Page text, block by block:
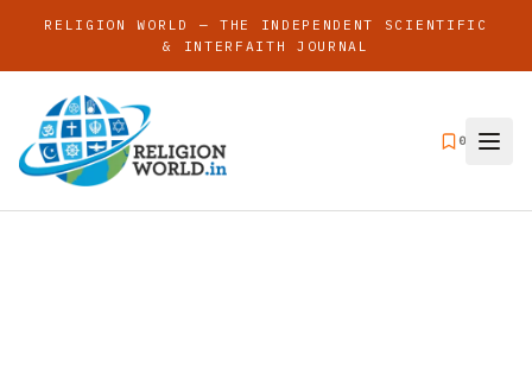
RELIGION WORLD — THE INDEPENDENT SCIENTIFIC
& INTERFAITH JOURNAL
0